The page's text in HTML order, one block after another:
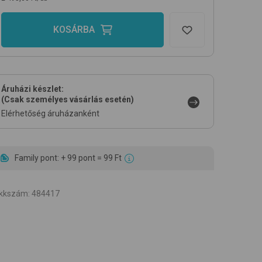
KOSÁRBA
Áruházi készlet:
(Csak személyes vásárlás esetén)
Elérhetőség áruházanként
Family pont: + 99 pont = 99 Ft
: 484417